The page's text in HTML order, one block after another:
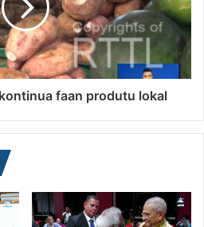
faan produtu lokal